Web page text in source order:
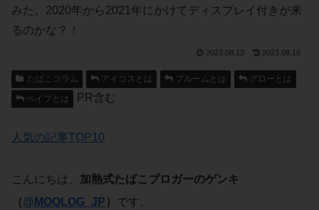
2023.08.13 2023.08.16
たばこコラム アイコスとは プルームとは
グローとは
ベイプとは
PR含む
人気の記事TOP10
こんにちは、 加熱式たばこブロガーのゲンキ
（@MOQLOG_JP ） です。